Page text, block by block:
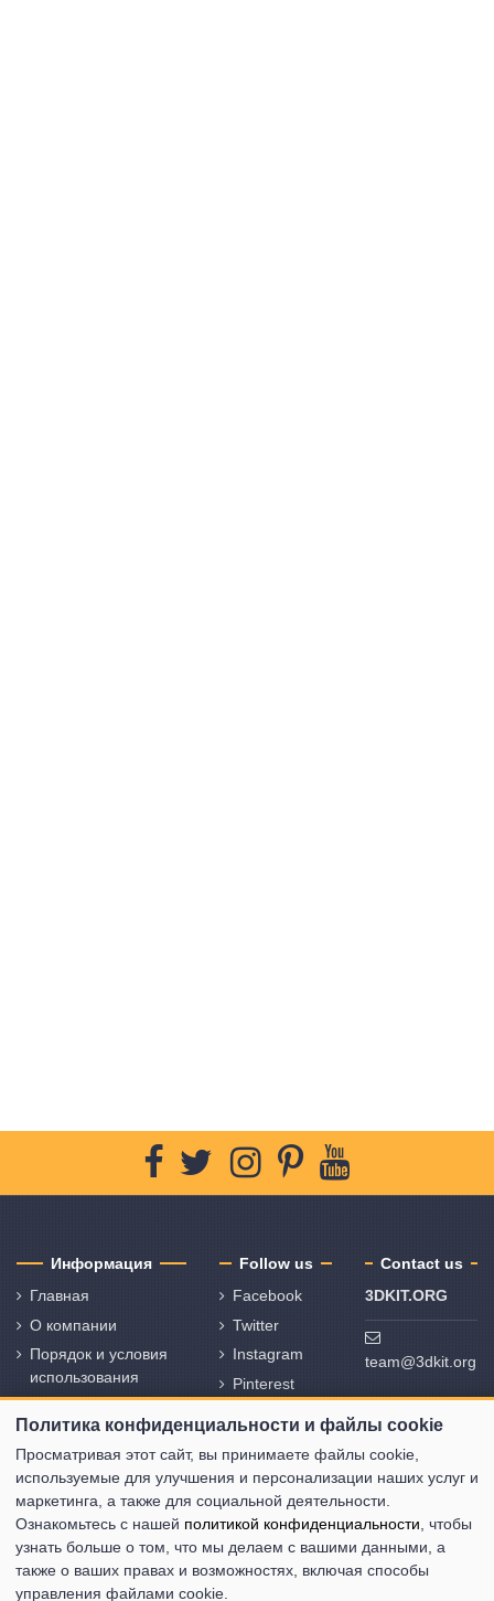
Информация
Главная
О компании
Порядок и условия
использования
конфиденциальности
и политика
использования
файлов cookie
Свяжитесь с нами
Карта сайта
Follow us
Facebook
Twitter
Instagram
Pinterest
Contact us
3DKIT.ORG
team@3dkit.org
Политика конфиденциальности и файлы cookie
Просматривая этот сайт, вы принимаете файлы cookie,
используемые для улучшения и персонализации наших услуг и
маркетинга, а также для социальной деятельности.
Ознакомьтесь с нашей политикой конфиденциальности , чтобы
узнать больше о том, что мы делаем с вашими данными, а
также о ваших правах и возможностях, включая способы
управления файлами cookie.